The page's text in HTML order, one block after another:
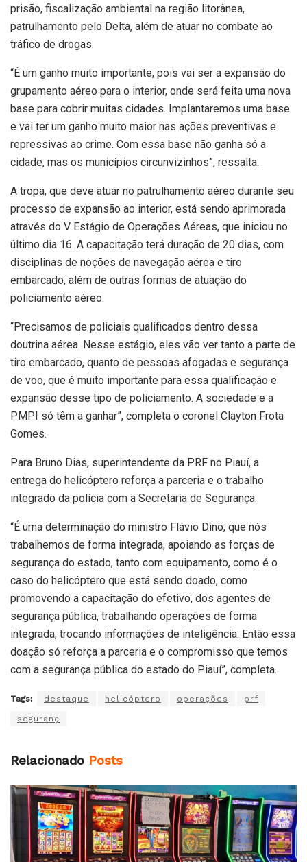
prisão, fiscalização ambiental na região litorânea,
patrulhamento pelo Delta, além de atuar no combate ao
tráfico de drogas.
“É um ganho muito importante, pois vai ser a expansão do
grupamento aéreo para o interior, onde será feita uma nova
base para cobrir muitas cidades. Implantaremos uma base
e vai ter um ganho muito maior nas ações preventivas e
repressivas ao crime. Com essa base não ganha só a
cidade, mas os municípios circunvizinhos”, ressalta.
A tropa, que deve atuar no patrulhamento aéreo durante seu
processo de expansão ao interior, está sendo aprimorada
através do V Estágio de Operações Aéreas, que iniciou no
último dia 16. A capacitação terá duração de 20 dias, com
disciplinas de noções de navegação aérea e tiro
embarcado, além de outras formas de atuação do
policiamento aéreo.
“Precisamos de policiais qualificados dentro dessa
doutrina aérea. Nesse estágio, eles vão ver tanto a parte de
tiro embarcado, quanto de pessoas afogadas e segurança
de voo, que é muito importante para essa qualificação e
expansão desse tipo de policiamento. A sociedade e a
PMPI só têm a ganhar”, completa o coronel Clayton Frota
Gomes.
Para Bruno Dias, superintendente da PRF no Piauí, a
entrega do helicóptero reforça a parceria e o trabalho
integrado da polícia com a Secretaria de Segurança.
“É uma determinação do ministro Flávio Dino, que nós
trabalhemos de forma integrada, apoiando as forças de
segurança do estado, tanto com equipamento, como é o
caso do helicóptero que está sendo doado, como
promovendo a capacitação do efetivo, dos agentes de
segurança pública, trabalhando operações de forma
integrada, trocando informações de inteligência. Então essa
doação só reforça a parceria e o compromisso que temos
com a segurança pública do estado do Piauí”, completa.
Tags: destaque helicóptero operações prf
seguranç
Relacionado Posts